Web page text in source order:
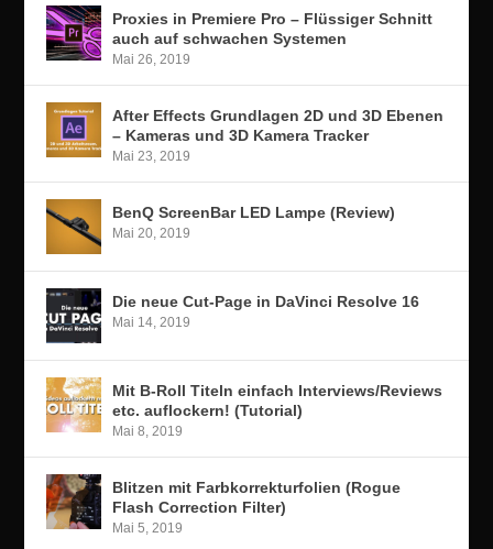
Proxies in Premiere Pro – Flüssiger Schnitt
auch auf schwachen Systemen
Mai 26, 2019
After Effects Grundlagen 2D und 3D Ebenen
– Kameras und 3D Kamera Tracker
Mai 23, 2019
BenQ ScreenBar LED Lampe (Review)
Mai 20, 2019
Die neue Cut-Page in DaVinci Resolve 16
Mai 14, 2019
Mit B-Roll Titeln einfach Interviews/Reviews
etc. auflockern! (Tutorial)
Mai 8, 2019
Blitzen mit Farbkorrekturfolien (Rogue
Flash Correction Filter)
Mai 5, 2019